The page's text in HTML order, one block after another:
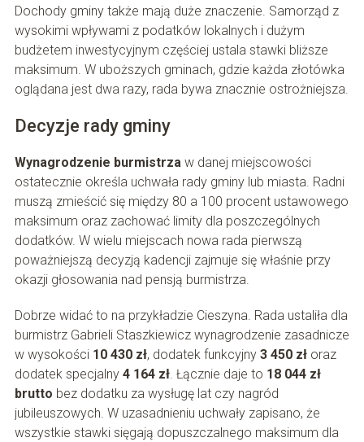
Dochody gminy także mają duże znaczenie. Samorząd z
wysokimi wpływami z podatków lokalnych i dużym
budżetem inwestycyjnym częściej ustala stawki bliższe
maksimum. W uboższych gminach, gdzie każda złotówka
oglądana jest dwa razy, rada bywa znacznie ostrożniejsza.
Decyzje rady gminy
Wynagrodzenie burmistrzaw danej miejscowości
ostatecznie określa uchwała rady gminy lub miasta. Radni
muszą zmieścić się między 80 a 100 procent ustawowego
maksimum oraz zachować limity dla poszczególnych
dodatków. W wielu miejscach nowa rada pierwszą
poważniejszą decyzją kadencji zajmuje się właśnie przy
okazji głosowania nad pensją burmistrza.
Dobrze widać to na przykładzie Cieszyna. Rada ustaliła dla
burmistrz Gabrieli Staszkiewicz wynagrodzenie zasadnicze
w wysokości 10 430 zł, dodatek funkcyjny 3 450 złoraz
dodatek specjalny 4 164 zł. Łącznie daje to 18 044 zł
brutto bez dodatku za wysługę lat czy nagród
jubileuszowych. W uzasadnieniu uchwały zapisano, że
wszystkie stawki sięgają dopuszczalnego maksimum dla